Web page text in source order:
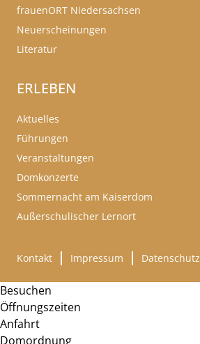
frauenORT Niedersachsen
Neuerscheinungen
Literatur
ERLEBEN
Aktuelles
Führungen
Veranstaltungen
Domkonzerte
Sommernacht am Kaiserdom
Außerschulischer Lernort
Kontakt Impressum Datenschutz
Besuchen
Öffnungszeiten
Anfahrt
Domordnung